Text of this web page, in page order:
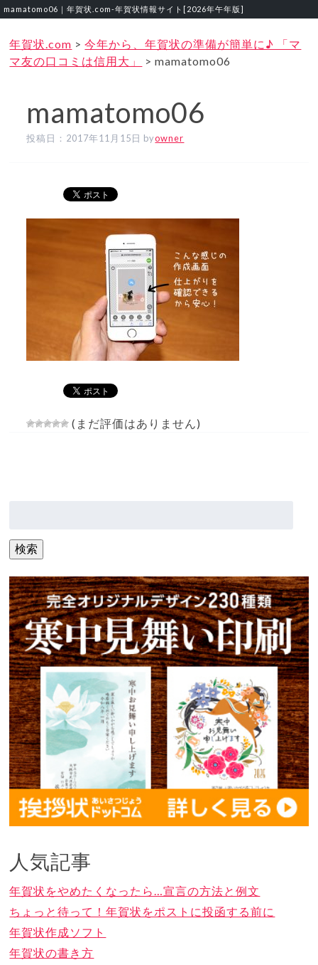
mamatomo06｜年賀状.com‐年賀状情報サイト[2026年午年版]
年賀状.com >今年から、年賀状の準備が簡単に♪ 「マ
マ友の口コミは信用大」
>mamatomo06
mamatomo06
投稿日： 2017年11月15日 byowner
(まだ評価はありません)
検索
人気記事
年賀状をやめたくなったら…宣言の方法と例文
ちょっと待って！年賀状をポストに投函する前に
年賀状作成ソフト
年賀状の書き方